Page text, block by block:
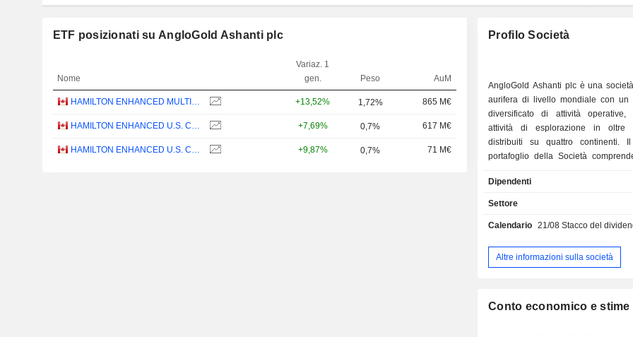
ETF posizionati su AngloGold Ashanti plc
Nome
Variaz. 1
gen.
Peso AuM
HAMILTON ENHANCED MULTI-SECTOR COVERED CALL ETF - CAD +13,52% 1,72% 865 M€
HAMILTON ENHANCED U.S. COVERED CALL ETF - CAD HEDGED +7,69% 0,7% 617 M€
HAMILTON ENHANCED U.S. COVERED CALL ETF - USD +9,87% 0,7% 71 M€
Profilo Società
AngloGold Ashanti plc è una
aurifera di livello mondiale con un
diversificato di attività operative,
attività di esplorazione in oltre
distribuiti su quattro continenti. Il
portafoglio della Società
Brasile, Repubblica Democratica
(RDC), Egitto, Ghana, Guinea e
da Barrick Gold Corporation –,
Tanzania (Geita). L'Australia
sue operazioni, che comprendono
Occidentale. Le Americhe ospitano
Dipendenti
Settore
Calendario 21/08 Stacco del dividendo
Altre informazioni sulla società
Conto economico e stime